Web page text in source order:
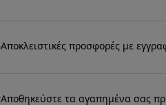
Αποκλειστικές προσφορές με
Αποθηκεύστε τα αγαπημένα σας